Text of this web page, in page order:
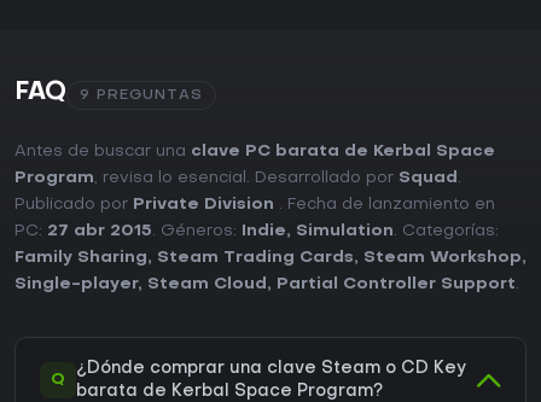
FAQ 9 PREGUNTAS
Antes de buscar una clave PC barata de Kerbal Space
Program, revisa lo esencial. Desarrollado por Squad .
Publicado por Private Division . Fecha de lanzamiento en
PC: 27 abr 2015. Géneros: Indie, Simulation. Categorías:
Family Sharing, Steam Trading Cards, Steam Workshop,
Single-player, Steam Cloud , Partial Controller Support.
Q
¿Dónde comprar una clave Steam o CD Key
barata de Kerbal Space Program?